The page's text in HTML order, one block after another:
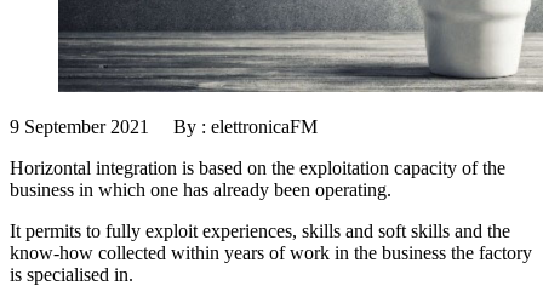
9 September 2021 By : elettronicaFM
Horizontal integration is based on the exploitation capacity of the
business in which one has already been operating.
It permits to fully exploit experiences, skills and soft skills and the
know-how collected within years of work in the business the factory
is specialised in.